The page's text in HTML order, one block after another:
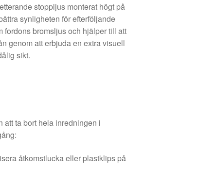
stoppljus monterat högt på
synligheten för efterföljande
fordons bromsljus och hjälper till att
genom att erbjuda en extra visuell
sikt.
att ta bort hela inredningen i
åtkomstlucka eller plastklips på